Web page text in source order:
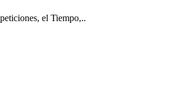
el Tiempo,..